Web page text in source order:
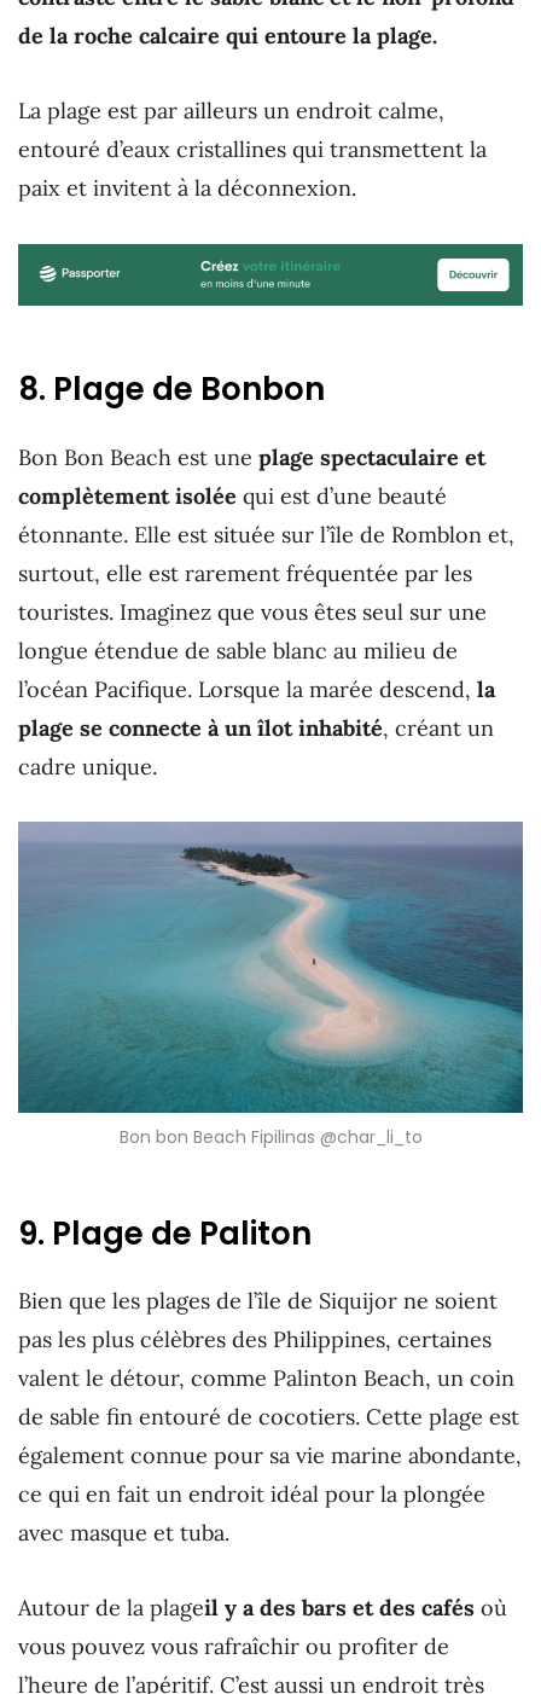
de la roche calcaire qui entoure la plage.
La plage est par ailleurs un endroit calme,
entouré d’eaux cristallines qui transmettent la
paix et invitent à la déconnexion.
8. Plage de Bonbon
Bon Bon Beach est une plage spectaculaire et
complètement isolée qui est d’une beauté
étonnante. Elle est située sur l’île de Romblon et,
surtout, elle est rarement fréquentée par les
touristes. Imaginez que vous êtes seul sur une
longue étendue de sable blanc au milieu de
l’océan Pacifique. Lorsque la marée descend, la
plage se connecte à un îlot inhabité, créant un
cadre unique.
Bon bon Beach Fipilinas @char_li_to
9. Plage de Paliton
Bien que les plages de l’île de Siquijor ne soient
pas les plus célèbres des Philippines, certaines
valent le détour, comme Palinton Beach, un coin
de sable fin entouré de cocotiers. Cette plage est
également connue pour sa vie marine abondante,
ce qui en fait un endroit idéal pour la plongée
avec masque et tuba.
Autour de la plageil y a des bars et des cafés où
vous pouvez vous rafraîchir ou profiter de
l’heure de l’apéritif. C’est aussi un endroit très